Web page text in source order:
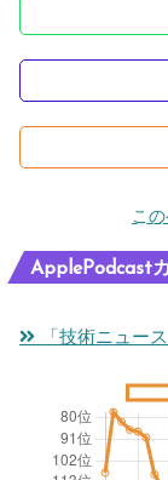
こ
ApplePodcast
「技術ニュー